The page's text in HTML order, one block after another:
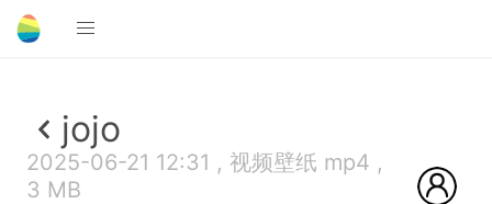
jojo
2025-06-21 12:31 , 视频壁纸 mp4 ,
3 MB